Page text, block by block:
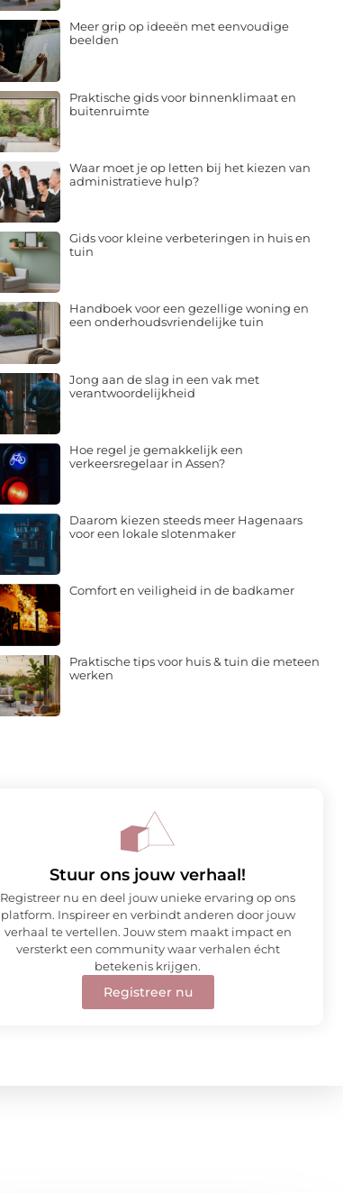
Meer grip op ideeën met eenvoudige
beelden
Praktische gids voor binnenklimaat en
buitenruimte
Waar moet je op letten bij het kiezen van
administratieve hulp?
Gids voor kleine verbeteringen in huis en
tuin
Handboek voor een gezellige woning en
een onderhoudsvriendelijke tuin
Jong aan de slag in een vak met
verantwoordelijkheid
Hoe regel je gemakkelijk een
verkeersregelaar in Assen?
Daarom kiezen steeds meer Hagenaars
voor een lokale slotenmaker
Comfort en veiligheid in de badkamer
Praktische tips voor huis & tuin die meteen
werken
Stuur ons jouw verhaal!
Registreer nu en deel jouw unieke ervaring op ons
platform. Inspireer en verbindt anderen door jouw
verhaal te vertellen. Jouw stem maakt impact en
versterkt een community waar verhalen écht
betekenis krijgen.
Registreer nu